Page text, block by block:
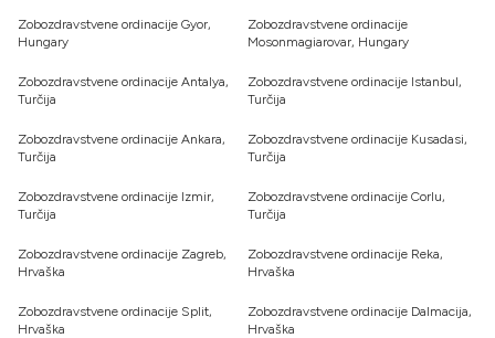
Zobozdravstvene ordinacije Gyor,
Hungary
Zobozdravstvene ordinacije
Mosonmagiarovar, Hungary
Zobozdravstvene ordinacije Antalya,
Turčija
Zobozdravstvene ordinacije Istanbul,
Turčija
Zobozdravstvene ordinacije Ankara,
Turčija
Zobozdravstvene ordinacije Kusadasi,
Turčija
Zobozdravstvene ordinacije Izmir,
Turčija
Zobozdravstvene ordinacije Corlu,
Turčija
Zobozdravstvene ordinacije Zagreb,
Hrvaška
Zobozdravstvene ordinacije Reka,
Hrvaška
Zobozdravstvene ordinacije Split,
Hrvaška
Zobozdravstvene ordinacije Dalmacija,
Hrvaška